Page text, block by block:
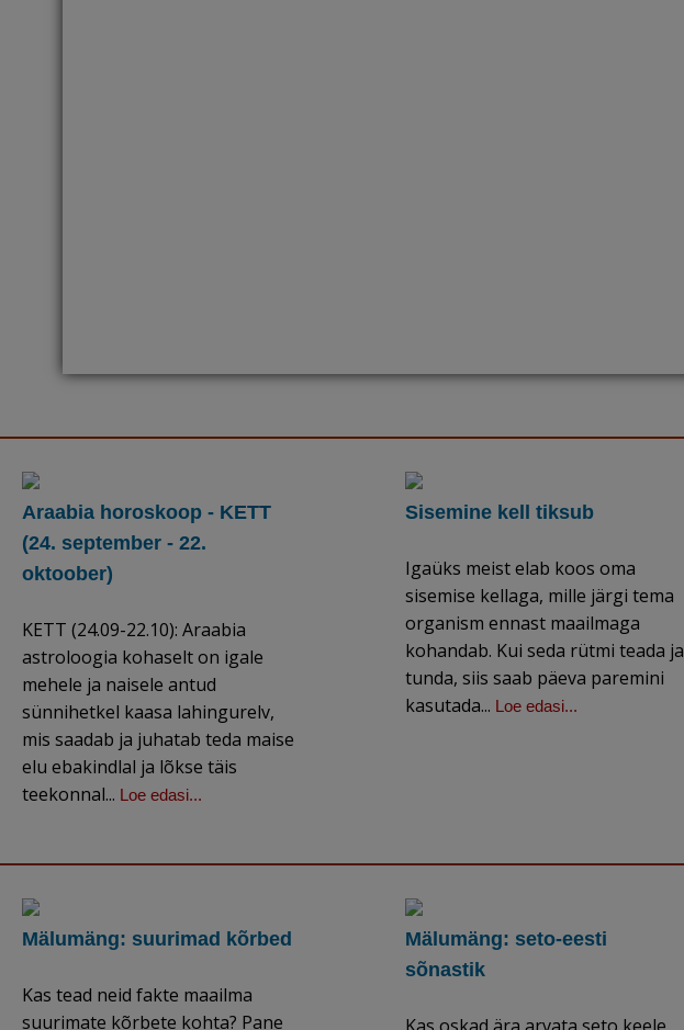
Araabia horoskoop - KETT
(24. september - 22.
oktoober)
KETT (24.09-22.10): Araabia
astroloogia kohaselt on igale
mehele ja naisele antud
sünnihetkel kaasa lahingurelv,
mis saadab ja juhatab teda maise
elu ebakindlal ja lõkse täis
teekonnal... Loe edasi...
Sisemine kell tiksub
Igaüks meist elab koos oma
sisemise kellaga, mille järgi tema
organism ennast maailmaga
kohandab. Kui seda rütmi teada ja
tunda, siis saab päeva paremini
kasutada... Loe edasi...
Mälumäng: suurimad kõrbed
Kas tead neid fakte maailma
suurimate kõrbete kohta? Pane
Mälumäng: seto-eesti
sõnastik